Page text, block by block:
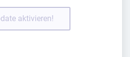
aktivieren!